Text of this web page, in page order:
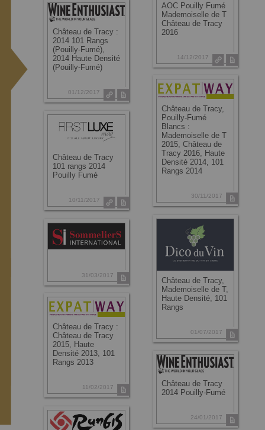
AOC Pouilly Fumé
Mademoiselle de T
Château de Tracy
2016
14/12/2017
Château de Tracy :
2014 101 Rangs
(Pouilly-Fumé),
2014 Haute Densité
(Pouilly-Fumé)
01/12/2017
Château de Tracy,
Pouilly-Fumé
Blancs :
Mademoiselle de T
2015, Château de
Tracy 2016, Haute
Densité 2014, 101
Rangs 2014
30/11/2017
Château de Tracy
101 rangs 2014
Pouilly Fumé
10/11/2017
Château de Tracy,
Mademoiselle de T,
Haute Densité, 101
Rangs
01/07/2017
31/03/2017
Château de Tracy :
Château de Tracy
2015, Haute
Densité 2013, 101
Rangs 2013
11/02/2017
Château de Tracy
2014 Pouilly-Fumé
24/01/2017